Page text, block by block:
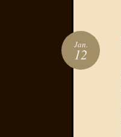
Jan.
12